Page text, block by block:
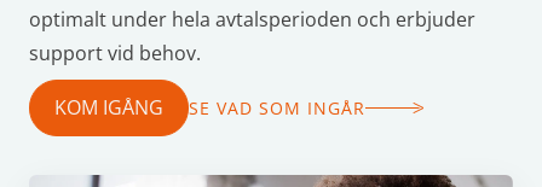
optimalt under hela avtalsperioden och erbjuder
support vid behov.
KOM IGÅNG SE VAD SOM INGÅR